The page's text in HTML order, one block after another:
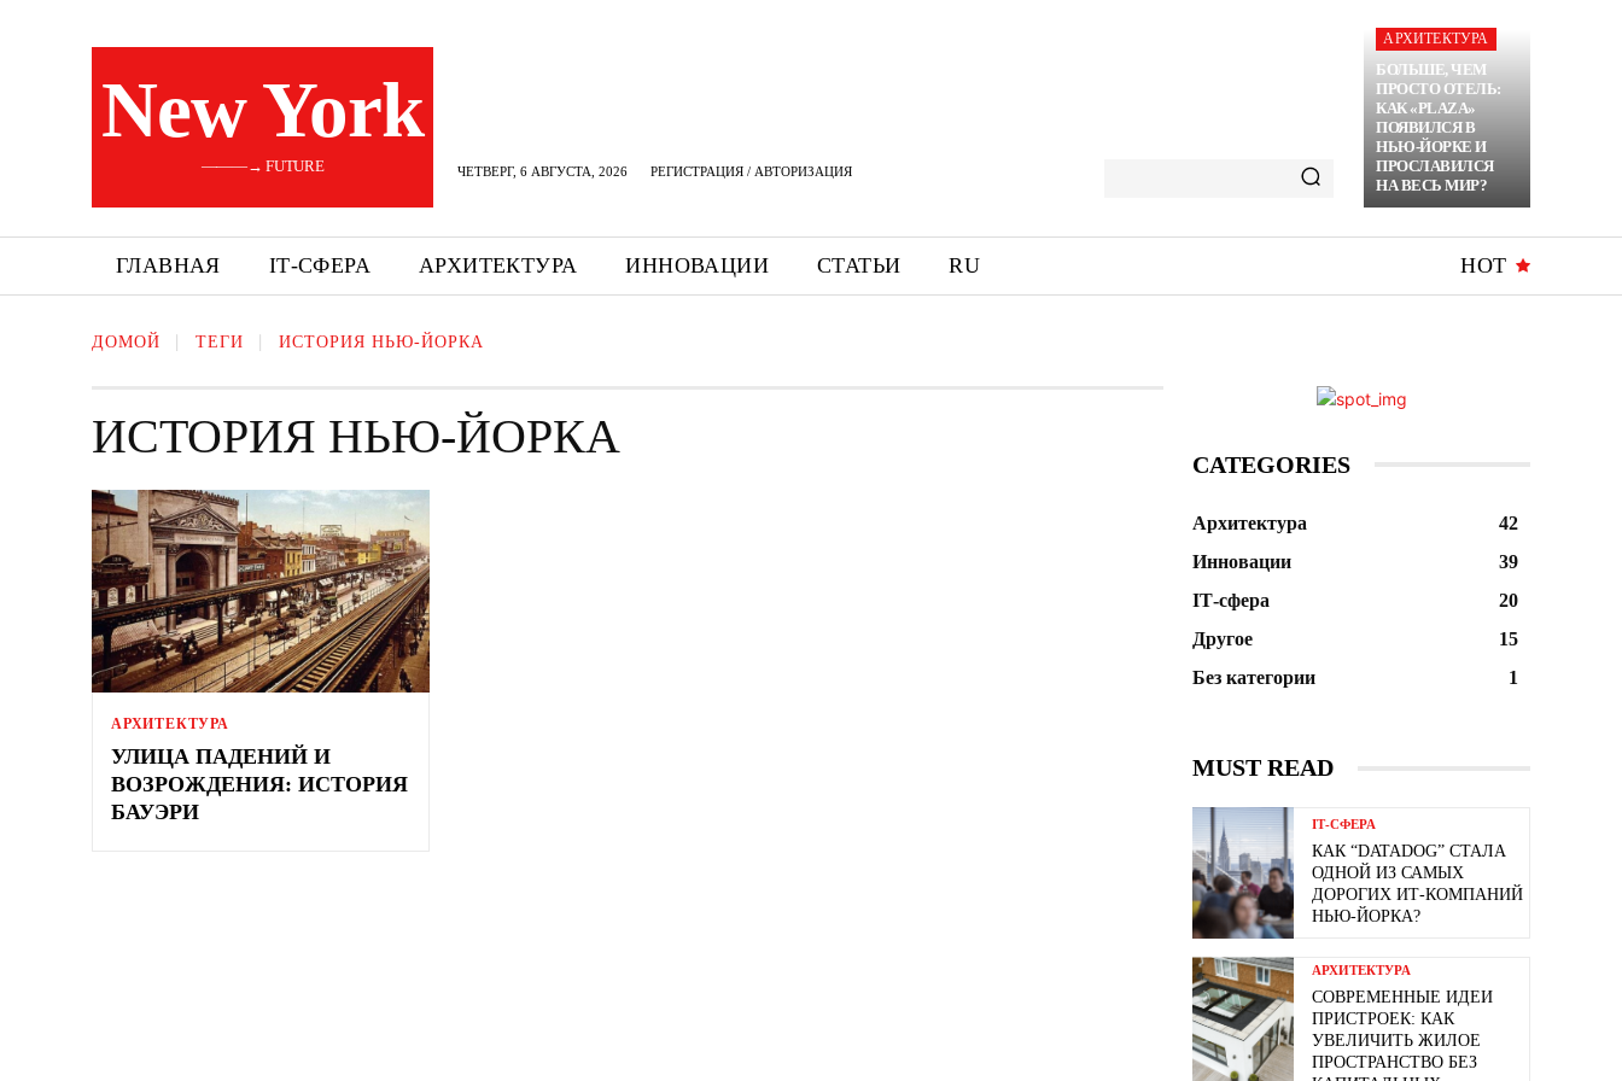
New York
———→ FUTURE ЧЕТВЕРГ, 6 АВГУСТА, 2026 РЕГИСТРАЦИЯ / АВТОРИЗАЦИЯ
АРХИТЕКТУРА
БОЛЬШЕ, ЧЕМ
ПРОСТО ОТЕЛЬ:
КАК «PLAZA»
ПОЯВИЛСЯ В
НЬЮ-ЙОРКЕ И
ПРОСЛАВИЛСЯ
НА ВЕСЬ МИР?
ГЛАВНАЯ ІТ-СФЕРА АРХИТЕКТУРА ИННОВАЦИИ СТАТЬИ RU HOT
ДОМОЙ ТЕГИ ИСТОРИЯ НЬЮ-ЙОРКА
ИСТОРИЯ НЬЮ-ЙОРКА
АРХИТЕКТУРА
УЛИЦА ПАДЕНИЙ И
ВОЗРОЖДЕНИЯ: ИСТОРИЯ
БАУЭРИ
CATEGORIES
Архитектура
42
Инновации
39
ІТ-сфера
20
Другое
15
Без категории
1
MUST READ
ІТ-СФЕРА
КАК “DATADOG” СТАЛА
ОДНОЙ ИЗ САМЫХ
ДОРОГИХ ИТ-КОМПАНИЙ
НЬЮ-ЙОРКА?
АРХИТЕКТУРА
СОВРЕМЕННЫЕ ИДЕИ
ПРИСТРОЕК: КАК
УВЕЛИЧИТЬ ЖИЛОЕ
ПРОСТРАНСТВО БЕЗ